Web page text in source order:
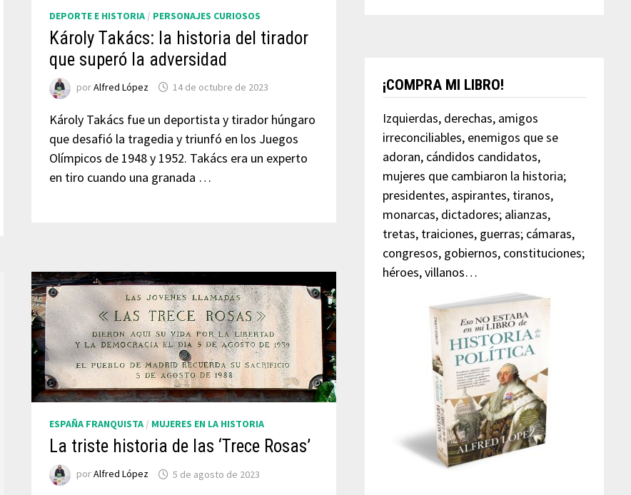
DEPORTE E HISTORIA/ PERSONAJES CURIOSOS
Károly Takács: la historia del tirador
que superó la adversidad
porAlfred López 14 de octubre de 2023
Károly Takács fue un deportista y tirador húngaro
que desafió la tragedia y triunfó en los Juegos
Olímpicos de 1948 y 1952. Takács era un experto
en tiro cuando una granada …
ESPAÑA FRANQUISTA/ MUJERES EN LA HISTORIA
La triste historia de las ‘Trece Rosas’
porAlfred López 5 de agosto de 2023
¡COMPRA MI LIBRO!
Izquierdas, derechas, amigos
irreconciliables, enemigos que se
adoran, cándidos candidatos,
mujeres que cambiaron la historia;
presidentes, aspirantes, tiranos,
monarcas, dictadores; alianzas,
tretas, traiciones, guerras; cámaras,
congresos, gobiernos, constituciones;
héroes, villanos…